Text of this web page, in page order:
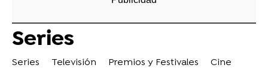
Series
Series Televisión Premios y Festivales
Cine